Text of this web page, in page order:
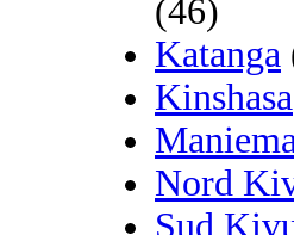
(46)
Katanga
Kinshasa
Nord
Sud